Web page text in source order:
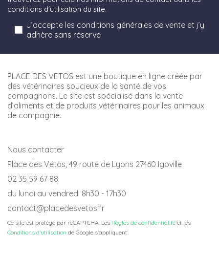
conditions d'utilisation du site.
J’accepte les conditions générales de vente et j’y
adhère sans réserve
PLACE DES VETOS est une boutique en ligne créée par
des vétérinaires soucieux de la santé de vos
compagnons. Le site est spécialisé dans la vente
d’aliments et de produits vétérinaires pour les animaux
de compagnie.
Nous contacter
Place des Vétos, 49 route de Lyons 27460 Igoville
02 35 59 67 88
du lundi au vendredi 8h30 - 17h30
contact@placedesvetos.fr
Ce site est protégé par reCAPTCHA. Les Règles de confidentialité et les
Conditions d'utilisation de Google s'appliquent.